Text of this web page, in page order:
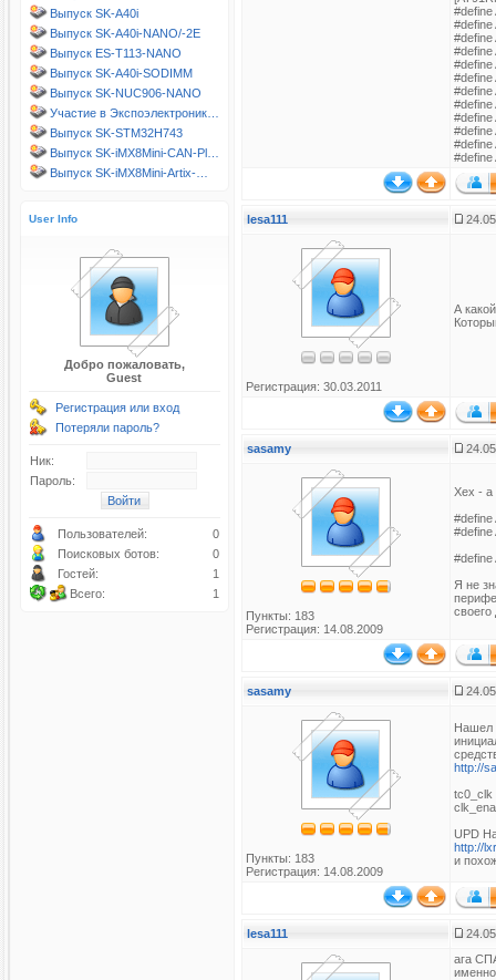
Выпуск SK-A40i
Выпуск SK-A40i-NANO/-2E
Выпуск ES-T113-NANO
Выпуск SK-A40i-SODIMM
Выпуск SK-NUC906-NANO
Участие в Экспоэлектроник…
Выпуск SK-STM32H743
Выпуск SK-iMX8Mini-CAN-Pl…
Выпуск SK-iMX8Mini-Artix-…
User Info
Добро пожаловать,
Guest
Регистрация или вход
Потеряли пароль?
Ник:
Пароль:
Пользователей:
0
Поисковых ботов:
0
Гостей:
1
Всего:
1
#define
#define
#define
#define
#define
#define
#define
#define
#define
#define
#define
#define
lesa111
Регистрация: 30.03.2011
А
sasamy
Пункты: 183
Регистрация: 14.08.2009
Хех - а
#define
#define
#define
Я не
своего
sasamy
Пункты: 183
Регистрация: 14.08.2009
Нашел
http://
tc0_clk
UPD
http://
и
lesa111
ага